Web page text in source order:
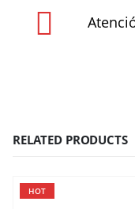
RELATED PRODUCTS
HOT